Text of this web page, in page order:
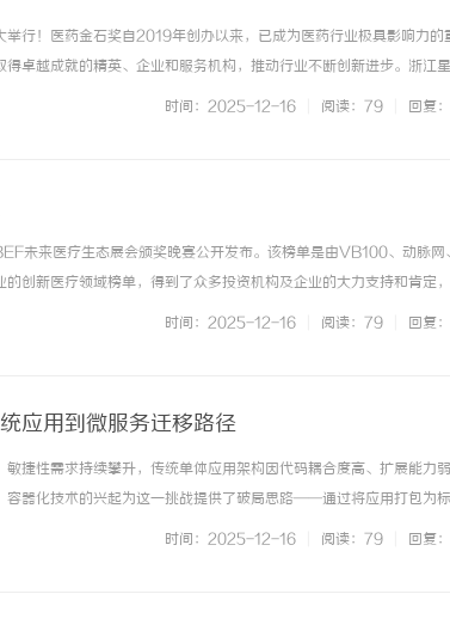
行！医药金石奖自2019年创办以来，已成为医药行业极具影响力的
卓越成就的精英、企业和服务机构，推动行业不断创新进步。浙江星
互联网影响力企业”奖项！药兜作为国内领先的医药产业数字化平
时间：2025-12-16 阅读：79 回复
未来医疗生态展会颁奖晚宴公开发布。该榜单是由VB100、动脉网、
创新医疗领域榜单，得到了众多投资机构及企业的大力支持和肯定，
发展与投资风向，旨在遴选真正代表未来医疗的中国创新医疗者，发
时间：2025-12-16 阅读：79 回复
应用到微服务迁移路径
捷性需求持续攀升，传统单体应用架构因代码耦合度高、扩展能力弱
容器化技术的兴起为这一挑战提供了破局思路——通过将应用打包为标
计理念，企业能够显著提升资源利用效率，缩短交付周期。天翼云主
时间：2025-12-16 阅读：79 回复
海配眼镜 贝净 AC 国际医疗实验
全解析